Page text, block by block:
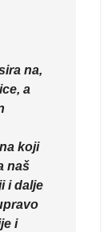
na,
a
koji
naš
i dalje
i